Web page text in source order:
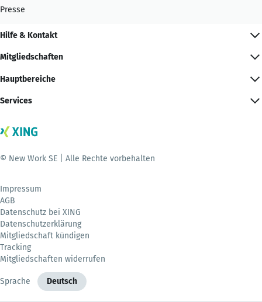
Presse
Hilfe & Kontakt
Mitgliedschaften
Hauptbereiche
Services
© New Work SE | Alle Rechte vorbehalten
Impressum
AGB
Datenschutz bei XING
Datenschutzerklärung
Mitgliedschaft kündigen
Tracking
Mitgliedschaften widerrufen
Sprache Deutsch